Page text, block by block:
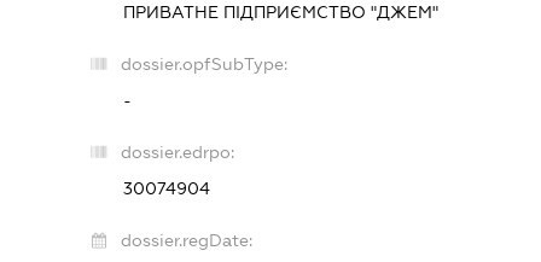
ПРИВАТНЕ ПІДПРИЄМСТВО "ДЖЕМ"
dossier.opfSubType:
-
dossier.edrpo:
30074904
dossier.regDate: